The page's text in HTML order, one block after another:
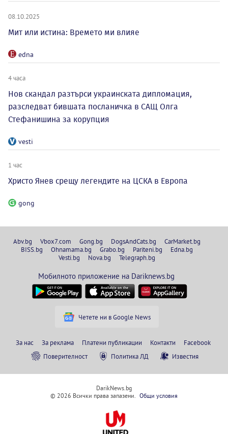
08.10.2025
Мит или истина: Времето ми влияе
edna
4 часа
Нов скандал разтърси украинската дипломация,
разследват бившата посланичка в САЩ Олга
Стефанишина за корупция
vesti
1 час
Христо Янев срещу легендите на ЦСКА в Европа
gong
Abv.bg Vbox7.com Gong.bg DogsAndCats.bg
CarMarket.bg
BISS.bg
Ohnamama.bg Grabo.bg Pariteni.bg
Edna.bg
Vesti.bg
Nova.bg Telegraph.bg
Мобилното приложение на Dariknews.bg
Четете ни в Google News
За нас За реклама Платени публикации Контакти
Facebook
Поверителност
Политика ЛД Известия
DarikNews.bg
© 2026 Всички права запазени. Общи условия